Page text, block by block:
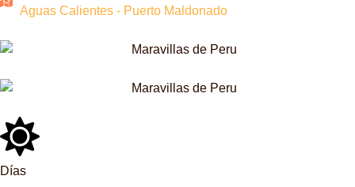
Aguas Calientes - Puerto Maldonado
Días